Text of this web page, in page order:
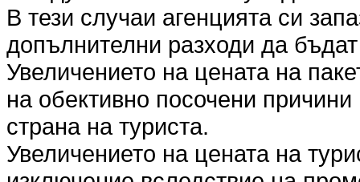
В тези случаи агенцията си
допълнителни разходи да
Увеличението на цената на
на обективно посочени
страна на туриста.
Увеличението на цената на